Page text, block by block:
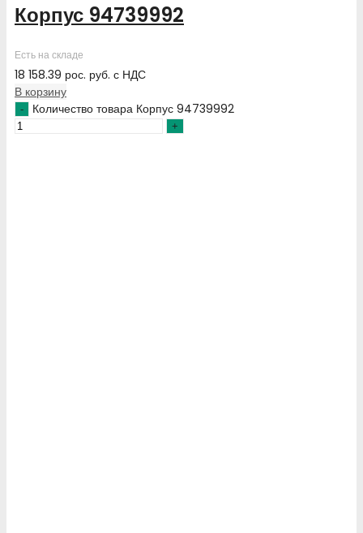
Корпус 94739992
Есть на складе
18 158.39 рос. руб. с НДС
В корзину
Количество товара Корпус 94739992